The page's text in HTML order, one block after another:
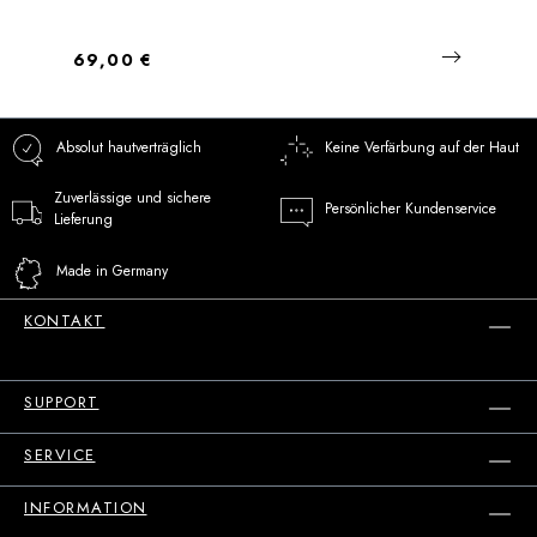
Regulärer Preis:
69,00 €
Absolut hautverträglich Keine Verfärbung auf der Haut
Zuverlässige und sichere
Lieferung
Persönlicher Kundenservice
Made in Germany
KONTAKT
SUPPORT
SERVICE
INFORMATION